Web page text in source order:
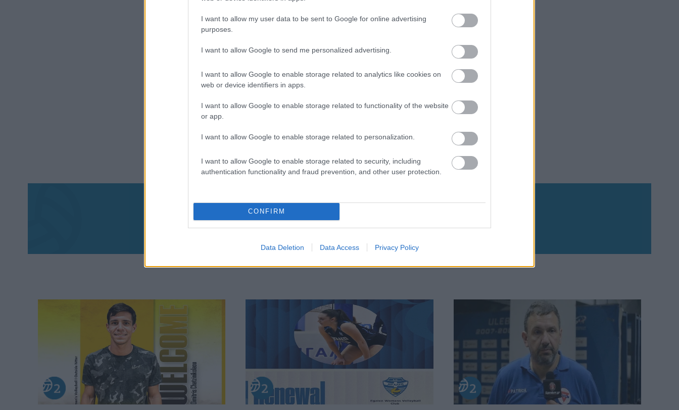
I want to allow my user data to be sent to Google for online advertising
purposes.
I want to allow Google to send me personalized advertising.
I want to allow Google to enable storage related to analytics like cookies on
web or device identifiers in apps.
I want to allow Google to enable storage related to functionality of the website
or app.
I want to allow Google to enable storage related to personalization.
I want to allow Google to enable storage related to security, including
authentication functionality and fraud prevention, and other user protection.
CONFIRM
Data Deletion Data Access Privacy Policy
Aκολουθήστε μας
παντού…